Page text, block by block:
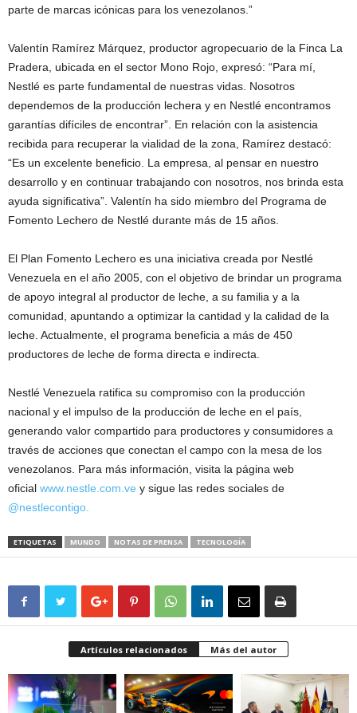
parte de marcas icónicas para los venezolanos.”
Valentín Ramírez Márquez, productor agropecuario de la Finca La
Pradera, ubicada en el sector Mono Rojo, expresó: “Para mí,
Nestlé es parte fundamental de nuestras vidas. Nosotros
dependemos de la producción lechera y en Nestlé encontramos
garantías difíciles de encontrar”. En relación con la asistencia
recibida para recuperar la vialidad de la zona, Ramírez destacó:
“Es un excelente beneficio. La empresa, al pensar en nuestro
desarrollo y en continuar trabajando con nosotros, nos brinda esta
ayuda significativa”. Valentín ha sido miembro del Programa de
Fomento Lechero de Nestlé durante más de 15 años.
El Plan Fomento Lechero es una iniciativa creada por Nestlé
Venezuela en el año 2005, con el objetivo de brindar un programa
de apoyo integral al productor de leche, a su familia y a la
comunidad, apuntando a optimizar la cantidad y la calidad de la
leche. Actualmente, el programa beneficia a más de 450
productores de leche de forma directa e indirecta.
Nestlé Venezuela ratifica su compromiso con la producción
nacional y el impulso de la producción de leche en el país,
generando valor compartido para productores y consumidores a
través de acciones que conectan el campo con la mesa de los
venezolanos. Para más información, visita la página web
oficial www.nestle.com.ve y sigue las redes sociales de
@nestlecontigo.
ETIQUETAS MUNDO NOTAS DE PRENSA TECNOLOGÍA
Artículos relacionados Más del autor